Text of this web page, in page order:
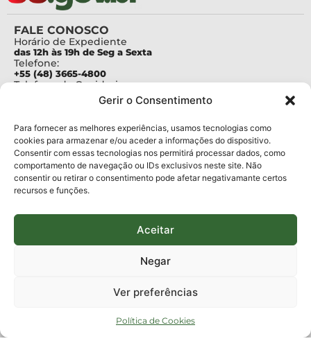
Gerir o Consentimento
Para fornecer as melhores experiências, usamos tecnologias como
cookies para armazenar e/ou aceder a informações do dispositivo.
Consentir com essas tecnologias nos permitirá processar dados, como
comportamento de navegação ou IDs exclusivos neste site. Não
consentir ou retirar o consentimento pode afetar negativamante certos
recursos e funções.
Aceitar
Negar
Ver preferências
Política de Cookies
FALE CONOSCO
Horário de Expediente
das 12h às 19h de Seg a Sexta
Telefone:
+55 (48) 3665-4800
Telefone da Ouvidoria
Para assuntos relacionados à Pesquisa
pesquisa@fapesc.sc.gov.br
Para assuntos relacionados à Inovação
inovacao@fapesc.sc.gov.br
Para assuntos relacionados à Bolsas
bolsas@fapesc.sc.gov.br
Para assuntos relacionados à Prestação de Contas
Para assuntos relacionados à Plataforma
plataforma@fapesc.sc.gov.br
Jair Artur da Silva dpo@fapesc.sc.gov.br 3665-4831
km 01, Módulo 12A, Edifício Fapesc / Celta, 5° andar